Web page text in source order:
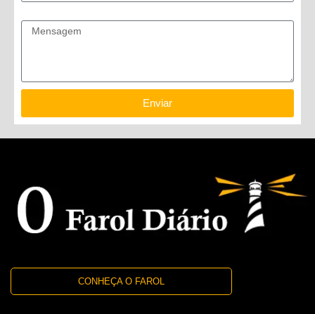
Enviar
CONHEÇA O FAROL